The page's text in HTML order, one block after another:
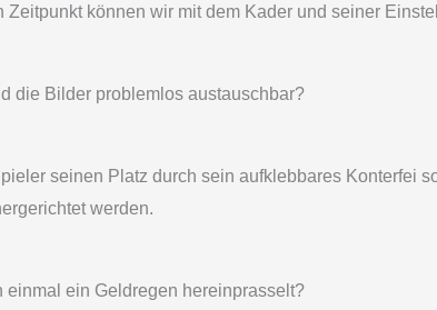
können wir mit dem Kader und seiner
die Bilder problemlos austauschbar?
seinen Platz durch sein aufklebbares Konterfei
werden.
ein Geldregen hereinprasselt?